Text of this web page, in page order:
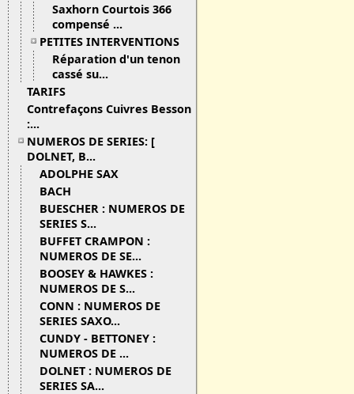
Saxhorn Courtois 366
compensé ...
PETITES INTERVENTIONS
Réparation d'un tenon
cassé su...
TARIFS
Contrefaçons Cuivres Besson
:...
NUMEROS DE SERIES: [
DOLNET, B...
ADOLPHE SAX
BACH
BUESCHER : NUMEROS DE
SERIES S...
BUFFET CRAMPON :
NUMEROS DE SE...
BOOSEY & HAWKES :
NUMEROS DE S...
CONN : NUMEROS DE
SERIES SAXO...
CUNDY - BETTONEY :
NUMEROS DE ...
DOLNET : NUMEROS DE
SERIES SA...